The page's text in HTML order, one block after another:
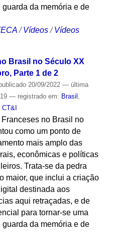
da memória e de
/ Vídeos / Vídeos
Brasil no Século XX
Parte 1 de 2
20/09/2022 — última
— registrado em: Brasil ,
no Brasil no
como um ponto de
mais amplo das
econômicas e políticas
Trata-se da pedra
maior, que inclui a criação
destinada aos
aqui retraçadas, e de
para tornar-se uma
da memória e de